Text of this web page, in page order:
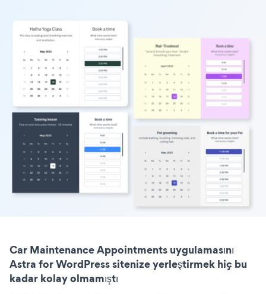
Car Maintenance Appointments uygulamasını
Astra for WordPress sitenize yerleştirmek hiç bu
kadar kolay olmamıştı